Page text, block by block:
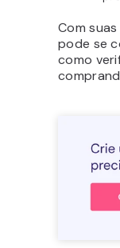
Com
pode se
como